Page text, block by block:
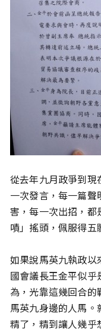
從去年九月政爭到
一次發言，每一篇
害，每一次出招，
嘖」搖頭，佩服得五
如果說馬英九執政以
國會議長王金平似
為，光靠這幾回合
馬英九身邊的人馬
精了，精到讓人幾乎